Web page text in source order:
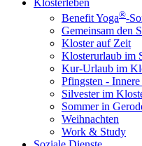
Benefit Yoga®-
Gemeinsam den
Kloster auf Zeit
Klosterurlaub im
Kur-Urlaub im
Pfingsten -
Silvester im
Sommer in
Weihnachten
Work & Study